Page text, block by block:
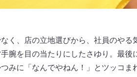
く、店の立地選びから、社員のやる
腕を目の当たりにしたさゆり。最
みに「なんでやねん！」とツッコま